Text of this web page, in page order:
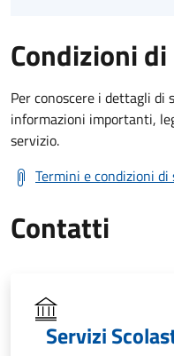
Condizioni
Per conoscere i dettagli di
informazioni importanti,
servizio.
Termini e condizioni di
Contatti
Servizi